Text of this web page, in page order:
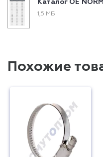
Каталог ОЕ
1,5 МБ
Похожие